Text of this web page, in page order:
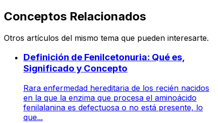
Conceptos Relacionados
Otros artículos del mismo tema que pueden interesarte.
Definición de Fenilcetonuria: Qué es,
Significado y Concepto
Rara enfermedad hereditaria de los recién nacidos
en la que la enzima que procesa el aminoácido
fenilalanina es defectuosa o no está presente, lo
que...